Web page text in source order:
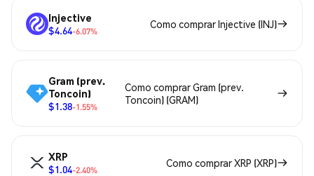
Injective
$4.64-6.07%
Como comprar Injective (INJ)
Gram (prev.
Toncoin)
$1.38-1.55%
Como comprar Gram (prev.
Toncoin) (GRAM)
XRP
$1.04-2.40%
Como comprar XRP (XRP)